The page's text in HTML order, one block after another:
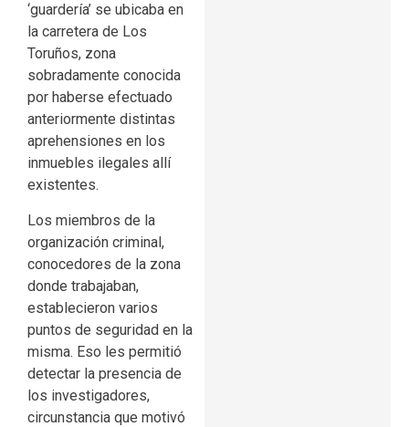
‘guardería’ se ubicaba en
la carretera de Los
Toruños, zona
sobradamente conocida
por haberse efectuado
anteriormente distintas
aprehensiones en los
inmuebles ilegales allí
existentes.
Los miembros de la
organización criminal,
conocedores de la zona
donde trabajaban,
establecieron varios
puntos de seguridad en la
misma. Eso les permitió
detectar la presencia de
los investigadores,
circunstancia que motivó